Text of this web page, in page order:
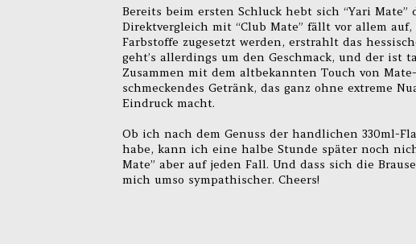
Bereits beim ersten Schluck hebt sich “Yari
Direktvergleich mit “Club Mate” fällt vor allem
Farbstoffe zugesetzt werden, erstrahlt das
geht’s allerdings um den Geschmack, und der ist
Zusammen mit dem altbekannten Touch von
schmeckendes Getränk, das ganz ohne extreme
Eindruck macht.
Ob ich nach dem Genuss der handlichen 330ml-
habe, kann ich eine halbe Stunde später noch
Mate” aber auf jeden Fall. Und dass sich die
mich umso sympathischer. Cheers!